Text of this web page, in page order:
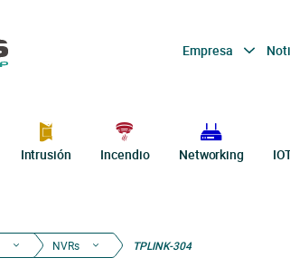
Empresa
Intrusión Incendio Networking
NVRs TPLINK-304